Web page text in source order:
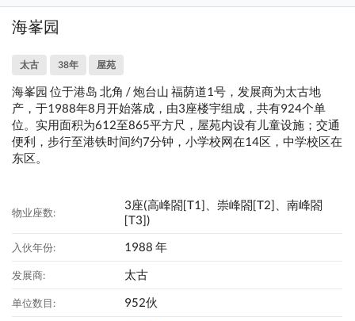
海峯园
太古 38年 屋苑
海峯园 位于港岛 北角 / 炮台山 福荫道1号，发展商为太古地
产，于1988年8月开始落成，由3座楼宇组成，共有924个单
位。实用面积为612至865平方尺，屋苑内设有儿童设施；交通
便利，步行至港铁时间约7分钟，小学校网在14区，中学校区在
东区。
物业座数:
3座(高峰閤[T1]、崇峰閤[T2]、南峰閤
[T3])
入伙年份: 1988 年
发展商: 太古
单位数目: 952伙